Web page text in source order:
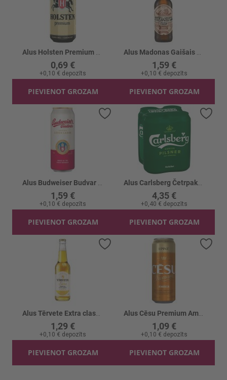
0,69 €
+0,10 € depozīts
PIEVIENOT GROZAM
1,59 €
+0,10 € depozīts
PIEVIENOT GROZAM
1,59 €
+0,10 € depozīts
PIEVIENOT GROZAM
Pievienot vēlmju sarakstam
4,35 €
+0,40 € depozīts
PIEVIENOT GROZAM
1,29 €
+0,10 € depozīts
PIEVIENOT GROZAM
Pievienot vēlmju sarakstam
1,09 €
+0,10 € depozīts
PIEVIENOT GROZAM